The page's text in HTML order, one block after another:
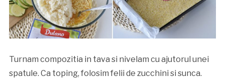
Turnam compozitia in tava si nivelam cu ajutorul unei
spatule. Ca toping, folosim felii de zucchini si sunca.